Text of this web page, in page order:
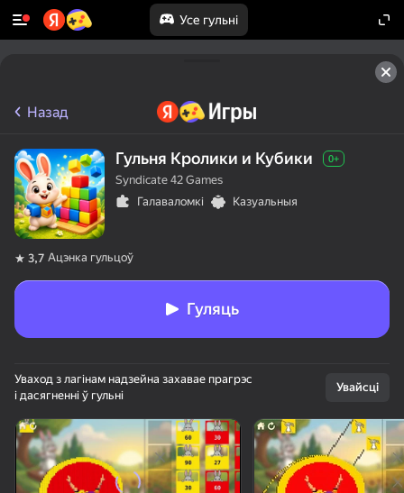
Усе гульні
Павярніце прыладу
Гульня працуе толькі ў гарызантальнай
арыентацыі
Назад
Гульня Кролики и Кубики 0+
Syndicate 42 Games
Галаваломкі
Казуальныя
3,7 Ацэнка гульцоў
Гуляць
Уваход з лагінам надзейна захавае прагрэс
і дасягненні ў гульні
Увайсці